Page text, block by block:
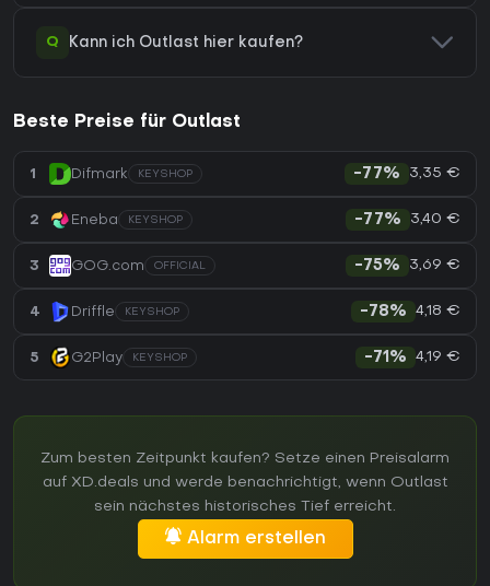
Q Kann ich Outlast hier kaufen?
Beste Preise für Outlast
1 Difmark KEYSHOP -77% 3,35 €
2 Eneba KEYSHOP -77% 3,40 €
3 GOG.com OFFICIAL -75% 3,69 €
4 Driffle KEYSHOP -78% 4,18 €
5 G2Play KEYSHOP -71% 4,19 €
Zum besten Zeitpunkt kaufen? Setze einen Preisalarm
auf XD.deals und werde benachrichtigt, wenn Outlast
sein nächstes historisches Tief erreicht.
Alarm erstellen